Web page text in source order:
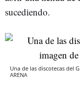
sucediendo.
Una de las discotecas del
ARENA